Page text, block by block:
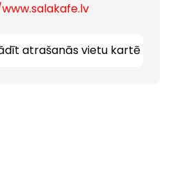
atrašanās vietu kartē